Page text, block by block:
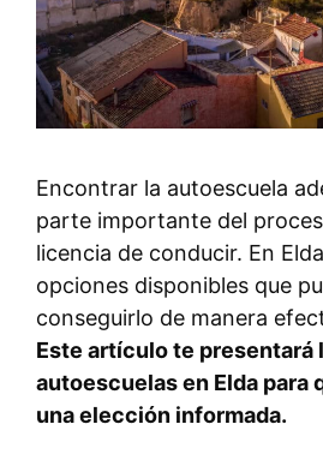
Encontrar la autoescuela
parte importante del
licencia de conducir. En
opciones disponibles que
conseguirlo de manera
Este artículo te presentará
autoescuelas en Elda para
una elección informada.